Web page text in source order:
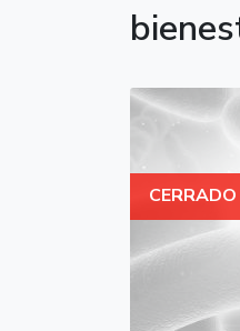
CERRADO